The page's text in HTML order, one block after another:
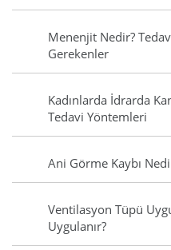
Menenjit Nedir?
Gerekenler
Kadınlarda İdrarda
Tedavi Yöntemleri
Ani Görme Kaybı
Ventilasyon Tüpü
Uygulanır?